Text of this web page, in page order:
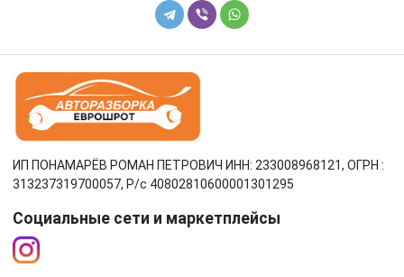
ИП ПОНАМАРЁВ РОМАН ПЕТРОВИЧ ИНН: 233008968121, ОГРН :
313237319700057, Р/c 40802810600001301295
Социальные сети и маркетплейсы